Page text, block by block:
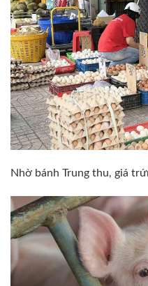
Nhờ bánh Trung thu, giá